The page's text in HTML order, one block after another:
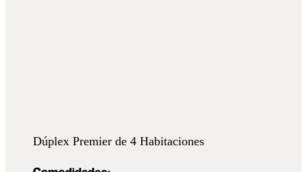
Dúplex Premier de 4 Habitaciones